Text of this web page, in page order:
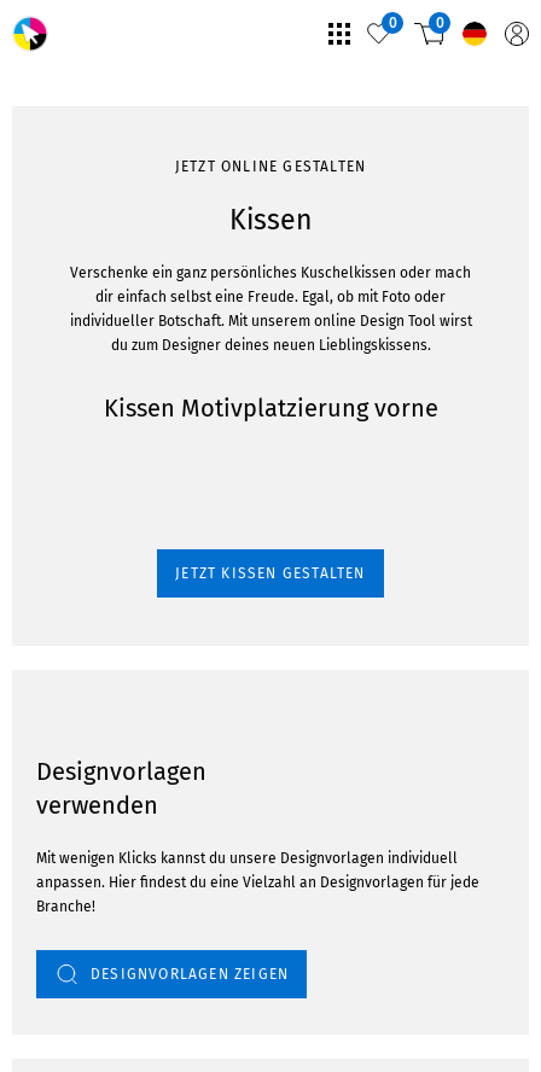
0 0
JETZT ONLINE GESTALTEN
Kissen
Verschenke ein ganz persönliches Kuschelkissen oder mach
dir einfach selbst eine Freude. Egal, ob mit Foto oder
individueller Botschaft. Mit unserem online Design Tool wirst
du zum Designer deines neuen Lieblingskissens.
Kissen Motivplatzierung vorne
JETZT KISSEN GESTALTEN
Designvorlagen
verwenden
Mit wenigen Klicks kannst du unsere Designvorlagen individuell
anpassen. Hier findest du eine Vielzahl an Designvorlagen für jede
Branche!
DESIGNVORLAGEN ZEIGEN